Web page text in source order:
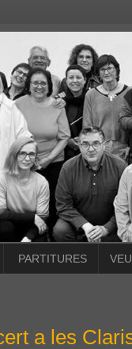
PARTITURES
a les